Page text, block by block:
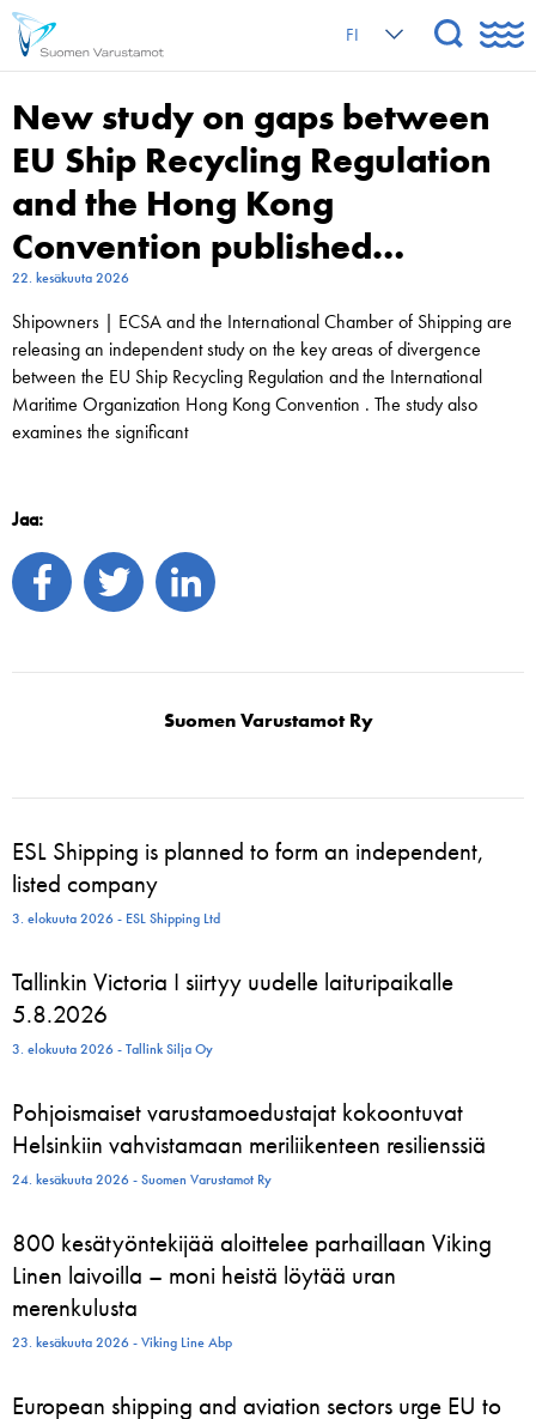
FI
New study on gaps between
EU Ship Recycling Regulation
and the Hong Kong
Convention published…
22. kesäkuuta 2026
Shipowners | ECSA and the International Chamber of Shipping are
releasing an independent study on the key areas of divergence
between the EU Ship Recycling Regulation and the International
Maritime Organization Hong Kong Convention . The study also
examines the significant
Jaa:
Suomen Varustamot Ry
ESL Shipping is planned to form an independent,
listed company
3. elokuuta 2026 - ESL Shipping Ltd
Tallinkin Victoria I siirtyy uudelle laituripaikalle
5.8.2026
3. elokuuta 2026 - Tallink Silja Oy
Pohjoismaiset varustamoedustajat kokoontuvat
Helsinkiin vahvistamaan meriliikenteen resilienssiä
24. kesäkuuta 2026 - Suomen Varustamot Ry
800 kesätyöntekijää aloittelee parhaillaan Viking
Linen laivoilla – moni heistä löytää uran
merenkulusta
23. kesäkuuta 2026 - Viking Line Abp
European shipping and aviation sectors urge EU to